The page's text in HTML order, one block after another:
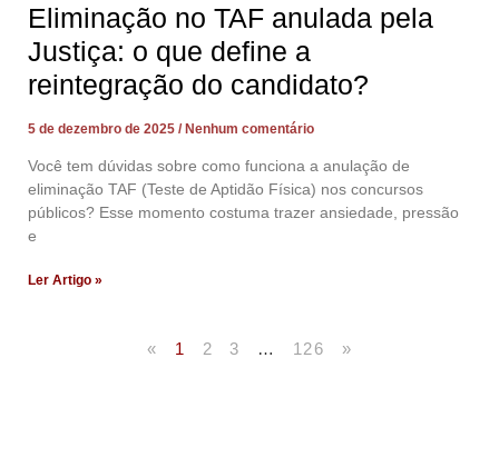
Eliminação no TAF anulada pela
Justiça: o que define a
reintegração do candidato?
5 de dezembro de 2025 Nenhum comentário
Você tem dúvidas sobre como funciona a anulação de
eliminação TAF (Teste de Aptidão Física) nos concursos
públicos? Esse momento costuma trazer ansiedade, pressão
e
Ler Artigo »
« 1 2 3 … 126 »